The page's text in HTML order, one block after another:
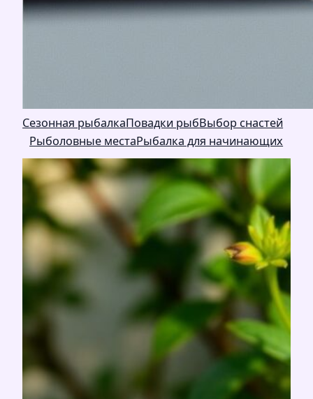
Сезонная рыбалкаПовадки рыбВыбор снастей
Рыболовные местаРыбалка для начинающих